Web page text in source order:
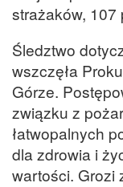
strażaków, 107
Śledztwo
wszczęła
Górze.
związku z
łatwopalnych
dla zdrowia i
wartości. Grozi